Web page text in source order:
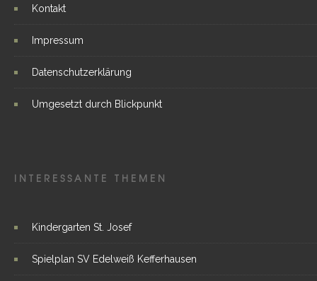
Kontakt
Impressum
Datenschutzerklärung
Umgesetzt durch Blickpunkt
INTERESSANTE THEMEN
Kindergarten St. Josef
Spielplan SV Edelweiß Kefferhausen